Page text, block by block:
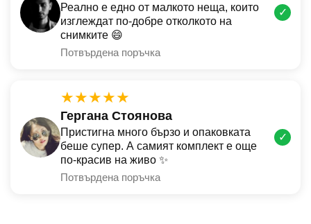
Реално е едно от малкото неща, които
изглеждат по-добре отколкото на
снимките 😄
Потвърдена поръчка
✓
★★★★★
Гергана Стоянова
Пристигна много бързо и опаковката
беше супер. А самият комплект е още
по-красив на живо ✨
Потвърдена поръчка
✓